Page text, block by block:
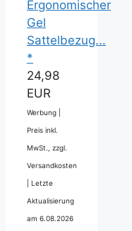
Ergonomischer
Gel
Sattelbezug...
*
24,98
EUR
Werbung |
Preis inkl.
MwSt., zzgl.
Versandkosten
Letzte
Aktualisierung
am 6.08.2026